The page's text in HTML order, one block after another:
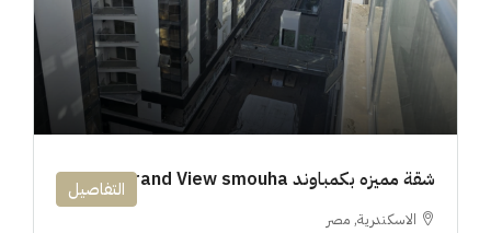
شقة مميزه بكمباوند 194m Grand View smouha
الاسكندرية, مصر
التفاصيل